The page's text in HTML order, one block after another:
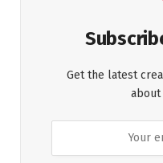
Get the latest
about